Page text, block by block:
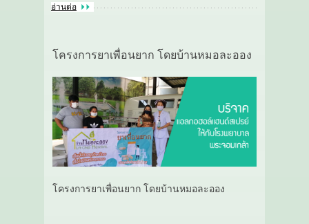
อ่านต่อ
โครงการยาเพื่อนยาก โดยบ้านหมอละออง
โครงการยาเพื่อนยาก โดยบ้านหมอละออง